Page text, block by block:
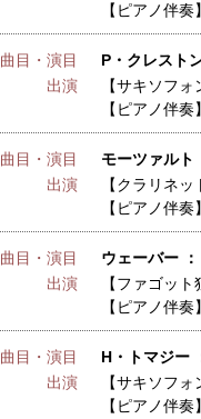
【ピアノ伴奏
曲目・演目
P・クレスト
出演
【サキソフォ
【ピアノ伴奏
曲目・演目
モーツァル
出演
【クラリネッ
【ピアノ伴奏
曲目・演目
ウェーバー
出演
【ファゴット
【ピアノ伴奏
曲目・演目
H・トマジー
出演
【サキソフォ
【ピアノ伴奏